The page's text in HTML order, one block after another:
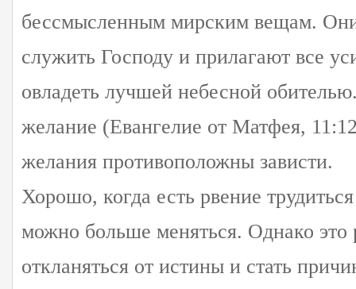
бессмысленным мирским вещам.
служить Господу и прилагают все
овладеть лучшей небесной
желание (Евангелие от Матфея,
желания противоположны зависти.
Хорошо, когда есть рвение
можно больше меняться. Однако это
откланяться от истины и стать